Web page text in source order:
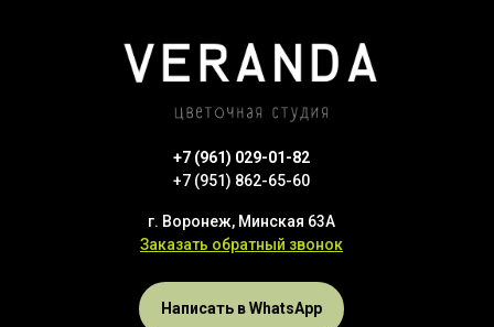
+7 (961) 029-01-82
+7 (951) 862-65-60
г. Воронеж, Минская 63А
Заказать обратный звонок
Написать в WhatsApp